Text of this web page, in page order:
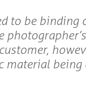
to be binding
being